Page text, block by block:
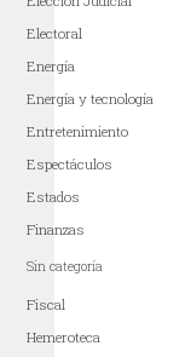
Electoral
Energía
Energía y tecnología
Entretenimiento
Espectáculos
Estados
Finanzas
Sin categoría
Fiscal
Hemeroteca